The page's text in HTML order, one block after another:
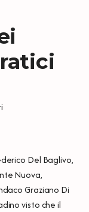
Del Baglivo,
Nuova,
Graziano Di
visto che il